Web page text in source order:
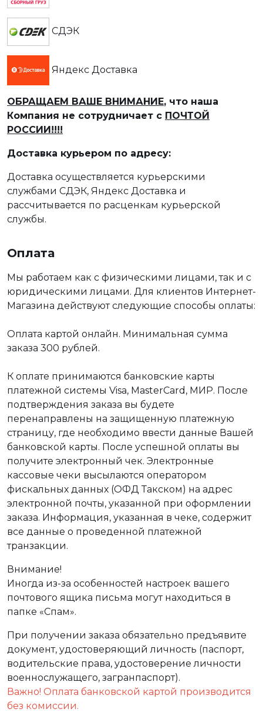
СДЭК
Яндекс Доставка
ОБРАЩАЕМ ВАШЕ ВНИМАНИЕ, что наша
Компания не сотрудничает с ПОЧТОЙ
РОССИИ!!!!
Доставка курьером по адресу:
Доставка осуществляется курьерскими
службами СДЭК, Яндекс Доставка и
рассчитывается по расценкам курьерской
службы.
Оплата
Мы работаем как с физическими лицами, так и с
юридическими лицами. Для клиентов Интернет-
Магазина действуют следующие способы оплаты:
Оплата картой онлайн. Минимальная сумма
заказа 300 рублей.
К оплате принимаются банковские карты
платежной системы Visa, MasterCard, МИР. После
подтверждения заказа вы будете
перенаправлены на защищенную платежную
страницу, где необходимо ввести данные Вашей
банковской карты. После успешной оплаты вы
получите электронный чек. Электронные
кассовые чеки высылаются оператором
фискальных данных (ОФД Такском) на адрес
электронной почты, указанной при оформлении
заказа. Информация, указанная в чеке, содержит
все данные о проведенной платежной
транзакции.
Внимание!
Иногда из-за особенностей настроек вашего
почтового ящика письма могут находиться в
папке «Спам».
При получении заказа обязательно предъявите
документ, удостоверяющий личность (паспорт,
водительские права, удостоверение личности
военнослужащего, загранпаспорт).
Важно! Оплата банковской картой производится
без комиссии.